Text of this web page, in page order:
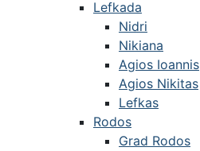
Lefkada
Nidri
Nikiana
Agios Ioannis
Agios Nikitas
Lefkas
Rodos
Grad Rodos